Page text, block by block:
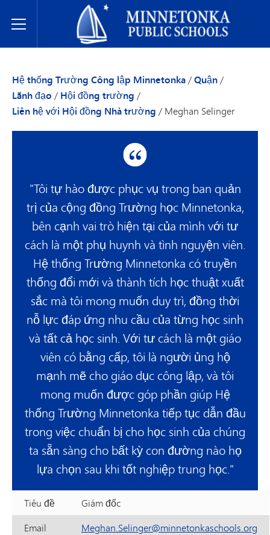
Toggle Menu
Hệ thống Trường Công lập Minnetonka
Hệ thống Trường Công lập Minnetonka/Quận/
Lãnh đạo / Hội đồng trường /
Liên hệ với Hội đồng Nhà trường / Meghan Selinger
"Tôi tự hào được phục vụ trong ban quản
trị của cộng đồng Trường học Minnetonka,
bên cạnh vai trò hiện tại của mình với tư
cách là một phụ huynh và tình nguyện viên.
Hệ thống Trường Minnetonka có truyền
thống đổi mới và thành tích học thuật xuất
sắc mà tôi mong muốn duy trì, đồng thời
nỗ lực đáp ứng nhu cầu của từng học sinh
và tất cả học sinh. Với tư cách là một giáo
viên có bằng cấp, tôi là người ủng hộ
mạnh mẽ cho giáo dục công lập, và tôi
mong muốn được góp phần giúp Hệ
thống Trường Minnetonka tiếp tục dẫn đầu
trong việc chuẩn bị cho học sinh của chúng
ta sẵn sàng cho bất kỳ con đường nào họ
lựa chọn sau khi tốt nghiệp trung học."
Tiêu đề
Giám đốc
Email
Meghan.Selinger@minnetonkaschools.org